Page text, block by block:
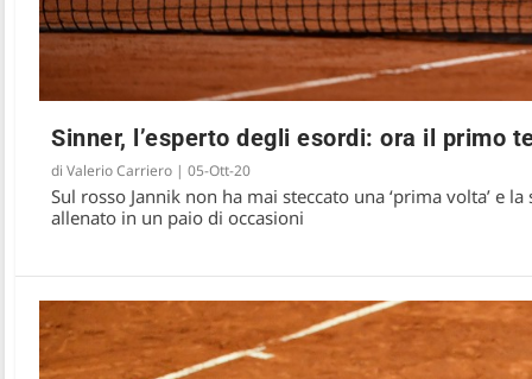
Sinner, l’esperto degli esordi: ora il primo
diValerio Carriero |05-Ott-20
Sul rosso Jannik non ha mai steccato una ‘prima volta’ e
allenato in un paio di occasioni